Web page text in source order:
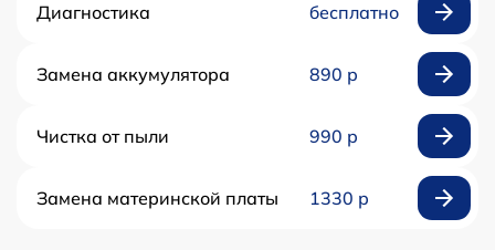
Диагностика бесплатно
Замена аккумулятора 890 р
Чистка от пыли 990 р
Замена материнской платы 1330 р